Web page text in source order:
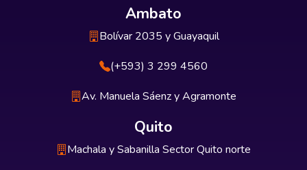
Ambato
Bolívar 2035 y Guayaquil
(+593) 3 299 4560
Av. Manuela Sáenz y Agramonte
Quito
Machala y Sabanilla Sector Quito norte